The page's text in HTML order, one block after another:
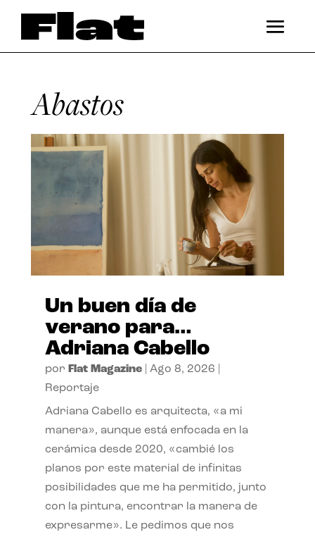
Abastos
Un buen día de
verano para…
Adriana Cabello
por Flat Magazine| Ago 8, 2026
Reportaje
Adriana Cabello es arquitecta, «a mi
manera», aunque está enfocada en la
cerámica desde 2020, «cambié los
planos por este material de infinitas
posibilidades que me ha permitido, junto
con la pintura, encontrar la manera de
expresarme». Le pedimos que nos